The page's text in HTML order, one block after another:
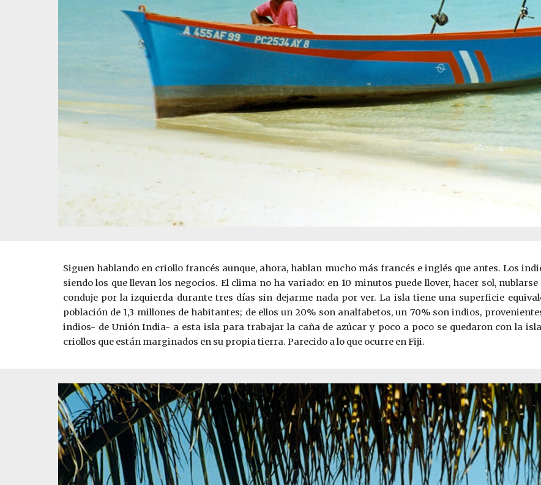
Siguen hablando en criollo francés aunque, ahora, hablan mucho más francés e inglés que antes. Los
siendo los que llevan los negocios. El clima no ha variado: en 10 minutos puede llover, hacer sol,
conduje por la izquierda durante tres días sin dejarme nada por ver. La isla tiene una superficie
población de 1,3 millones de habitantes; de ellos un 20% son analfabetos, un 70% son indios,
indios- de Unión India- a esta isla para trabajar la caña de azúcar y poco a poco se quedaron con la
criollos que están marginados en su propia tierra. Parecido a lo que ocurre en Fiji.